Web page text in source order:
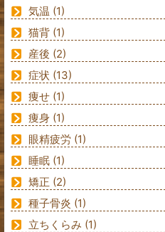
気温 (1)
猫背 (1)
産後 (2)
症状 (13)
痩せ (1)
痩身 (1)
眼精疲労 (1)
睡眠 (1)
矯正 (2)
種子骨炎 (1)
立ちくらみ (1)